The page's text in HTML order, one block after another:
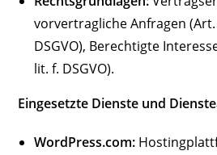
vorvertragliche Anfragen (Art.
DSGVO), Berechtigte
lit. f. DSGVO).
Eingesetzte Dienste und
WordPress.com: